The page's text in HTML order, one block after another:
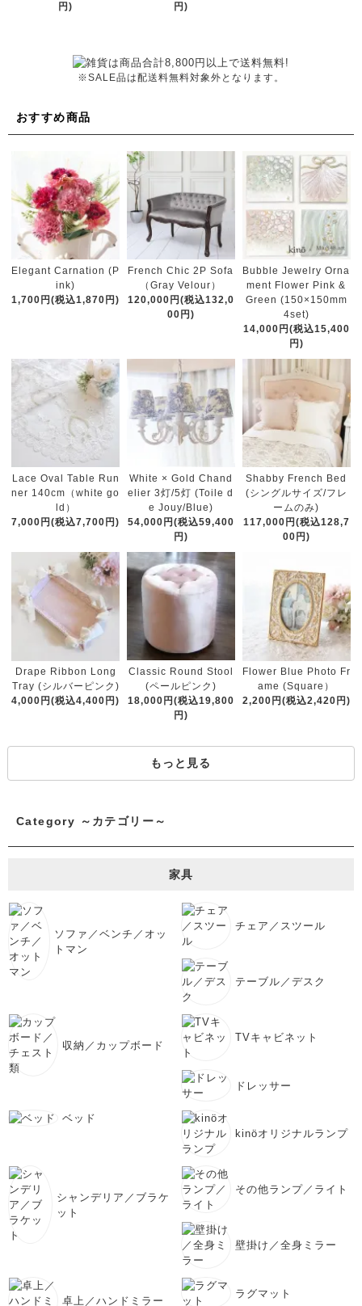
円) 円)
※SALE品は配送料無料対象外となります。
おすすめ商品
Elegant Carnation (P
ink)
1,700円(税込1,870円)
French Chic 2P Sofa
（Gray Velour）
120,000円(税込132,0
00円)
Bubble Jewelry Orna
ment Flower Pink &
Green (150×150mm
4set)
14,000円(税込15,400
円)
Lace Oval Table Run
ner 140cm（white go
ld）
7,000円(税込7,700円)
White × Gold Chand
elier 3灯/5灯 (Toile d
e Jouy/Blue)
54,000円(税込59,400
円)
Shabby French Bed
(シングルサイズ/フレ
ームのみ)
117,000円(税込128,7
00円)
Drape Ribbon Long
Tray (シルバーピンク)
4,000円(税込4,400円)
Classic Round Stool
(ペールピンク)
18,000円(税込19,800
円)
Flower Blue Photo Fr
ame (Square）
2,200円(税込2,420円)
もっと見る
Category ～カテゴリー～
家具
ソファ／ベンチ／オッ
トマン
チェア／スツール
テーブル／デスク
収納／カップボード
TVキャビネット
ドレッサー
ベッド
kinöオリジナルランプ
シャンデリア／ブラケ
ット
その他ランプ／ライト
壁掛け／全身ミラー
卓上／ハンドミラー
ラグマット